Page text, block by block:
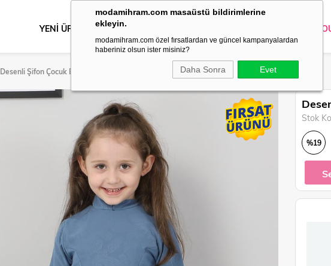
modamihram.com masaüstü bildirimlerine
ekleyin.
modamihram.com özel fırsatlardan ve güncel kampanyalardan
haberiniz olsun ister misiniz?
Daha Sonra Evet
YENİ ÜRÜNLER DIŞ GİYİM
Desenli Şifon Çocuk Elbise Mavi 10119
Stok
%19